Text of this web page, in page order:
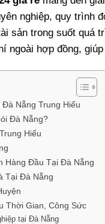
nghiệp, quy trình
sản trong suốt quá
ngoài hợp đồng,
Nẵng Trung Hiếu
Đà Nẵng?
Hiếu
Hàng Đầu Tại Đà Nẵng
Tại Đà Nẵng
Thời Gian, Công Sức
tại Đà Nẵng